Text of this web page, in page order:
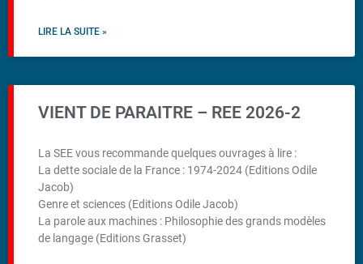
LIRE LA SUITE »
VIENT DE PARAITRE – REE 2026-2
La SEE vous recommande quelques ouvrages à lire :
La dette sociale de la France : 1974-2024 (Editions Odile
Jacob)
Genre et sciences (Editions Odile Jacob)
La parole aux machines : Philosophie des grands modèles
de langage (Editions Grasset)